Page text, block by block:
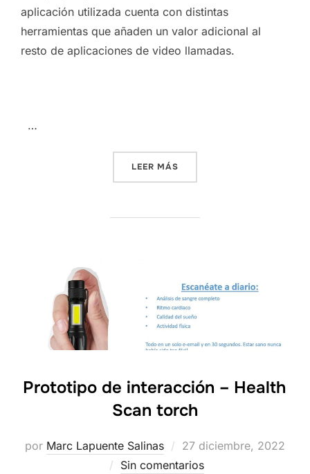
aplicación utilizada cuenta con distintas
herramientas que añaden un valor adicional al
resto de aplicaciones de video llamadas.
…
LEER MÁS
Prototipo de interacción – Health
Scan torch
por Marc Lapuente Salinas
Publicado
el
27 diciembre, 2022
Sin comentarios